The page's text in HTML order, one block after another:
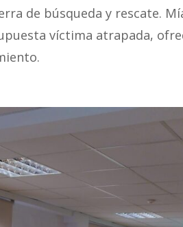
de búsqueda y rescate.
víctima atrapada,